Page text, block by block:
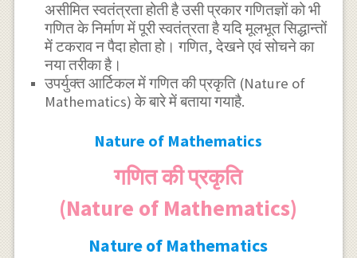
असीमित स्वतंत्रता होती है उसी प्रकार गणितज्ञों को भी
गणित के निर्माण में पूरी स्वतंत्रता है यदि मूलभूत सिद्धान्तों
में टकराव न पैदा होता हो। गणित, देखने एवं सोचने का
नया तरीका है।
उपर्युक्त आर्टिकल में गणित की प्रकृति (Nature of
Mathematics) के बारे में बताया गयाहै.
Nature of Mathematics
गणित की प्रकृति
(Nature of Mathematics)
Nature of Mathematics